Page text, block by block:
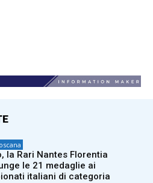
la Rari Nantes Florentia
le 21 medaglie ai
italiani di categoria